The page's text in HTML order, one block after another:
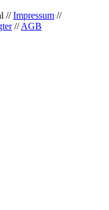
//Impressum //
//AGB